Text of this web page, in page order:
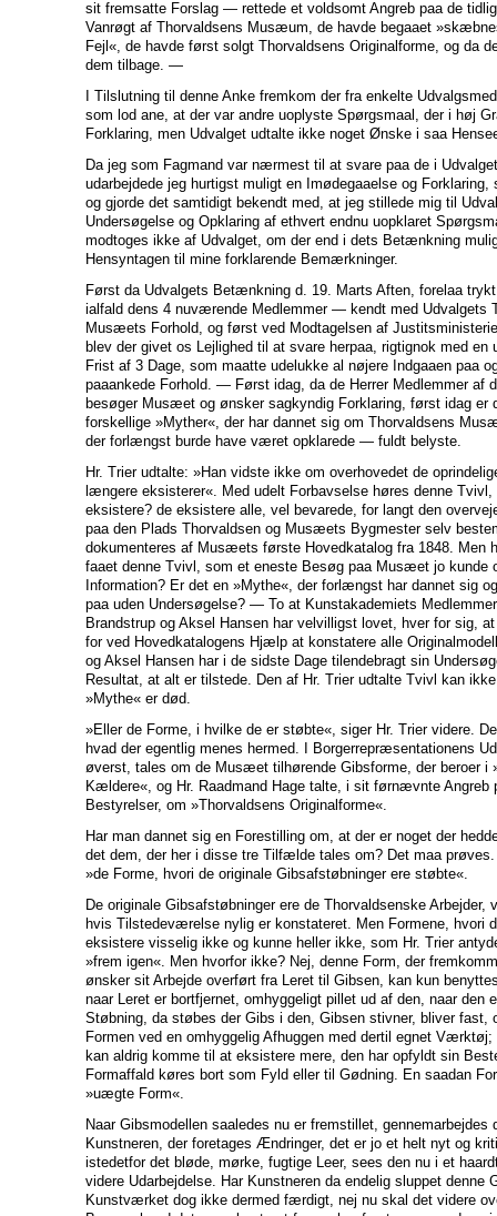
sit fremsatte Forslag — rettede et voldsomt Angreb paa de
Vanrøgt af Thorvaldsens Musæum, de havde begaaet
Fejl«, de havde først solgt Thorvaldsens Originalforme, og da
dem tilbage. —
I Tilslutning til denne Anke fremkom der fra enkelte
som lod ane, at der var andre uoplyste Spørgsmaal, der i høj
Forklaring, men Udvalget udtalte ikke noget Ønske i saa
Da jeg som Fagmand var nærmest til at svare paa de i
udarbejdede jeg hurtigst muligt en Imødegaaelse og
og gjorde det samtidigt bekendt med, at jeg stillede mig til
Undersøgelse og Opklaring af ethvert endnu uopklaret
modtoges ikke af Udvalget, om der end i dets Betænkning
Hensyntagen til mine forklarende Bemærkninger.
Først da Udvalgets Betænkning d. 19. Marts Aften, forelaa
ialfald dens 4 nuværende Medlemmer — kendt med Udvalgets
Musæets Forhold, og først ved Modtagelsen af
blev der givet os Lejlighed til at svare herpaa, rigtignok med
Frist af 3 Dage, som maatte udelukke al nøjere Indgaaen paa
paaankede Forhold. — Først idag, da de Herrer Medlemmer af
besøger Musæet og ønsker sagkyndig Forklaring, først idag er
forskellige »Myther«, der har dannet sig om Thorvaldsens
der forlængst burde have været opklarede — fuldt belyste.
Hr. Trier udtalte: »Han vidste ikke om overhovedet de
længere eksisterer«. Med udelt Forbavselse høres denne
eksistere? de eksistere alle, vel bevarede, for langt den
paa den Plads Thorvaldsen og Musæets Bygmester selv
dokumenteres af Musæets første Hovedkatalog fra 1848. Men
faaet denne Tvivl, som et eneste Besøg paa Musæet jo kunde
Information? Er det en »Mythe«, der forlængst har dannet sig
paa uden Undersøgelse? — To at Kunstakademiets
Brandstrup og Aksel Hansen har velvilligst lovet, hver for sig,
for ved Hovedkatalogens Hjælp at konstatere alle
og Aksel Hansen har i de sidste Dage tilendebragt sin
Resultat, at alt er tilstede. Den af Hr. Trier udtalte Tvivl kan
»Mythe« er død.
»Eller de Forme, i hvilke de er støbte«, siger Hr. Trier videre.
hvad der egentlig menes hermed. I Borgerrepræsentationens
øverst, tales om de Musæet tilhørende Gibsforme, der beroer i
Kældere«, og Hr. Raadmand Hage talte, i sit førnævnte
Bestyrelser, om »Thorvaldsens Originalforme«.
Har man dannet sig en Forestilling om, at der er noget der
det dem, der her i disse tre Tilfælde tales om? Det maa
»de Forme, hvori de originale Gibsafstøbninger ere støbte«.
De originale Gibsafstøbninger ere de Thorvaldsenske
hvis Tilstedeværelse nylig er konstateret. Men Formene, hvori
eksistere visselig ikke og kunne heller ikke, som Hr. Trier
»frem igen«. Men hvorfor ikke? Nej, denne Form, der
ønsker sit Arbejde overført fra Leret til Gibsen, kan kun
naar Leret er bortfjernet, omhyggeligt pillet ud af den, naar den
Støbning, da støbes der Gibs i den, Gibsen stivner, bliver fast,
Formen ved en omhyggelig Afhuggen med dertil egnet
kan aldrig komme til at eksistere mere, den har opfyldt sin
Formaffald køres bort som Fyld eller til Gødning. En saadan
»uægte Form«.
Naar Gibsmodellen saaledes nu er fremstillet, gennemarbejdes
Kunstneren, der foretages Ændringer, det er jo et helt nyt og
istedetfor det bløde, mørke, fugtige Leer, sees den nu i et
videre Udarbejdelse. Har Kunstneren da endelig sluppet denne
Kunstværket dog ikke dermed færdigt, nej nu skal det videre